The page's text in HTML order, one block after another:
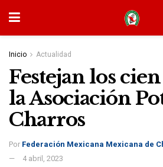
Inicio Actualidad
Festejan los
la Asociación
Charros
Por Federación Mexicana Mexicana de
4 abril, 2023